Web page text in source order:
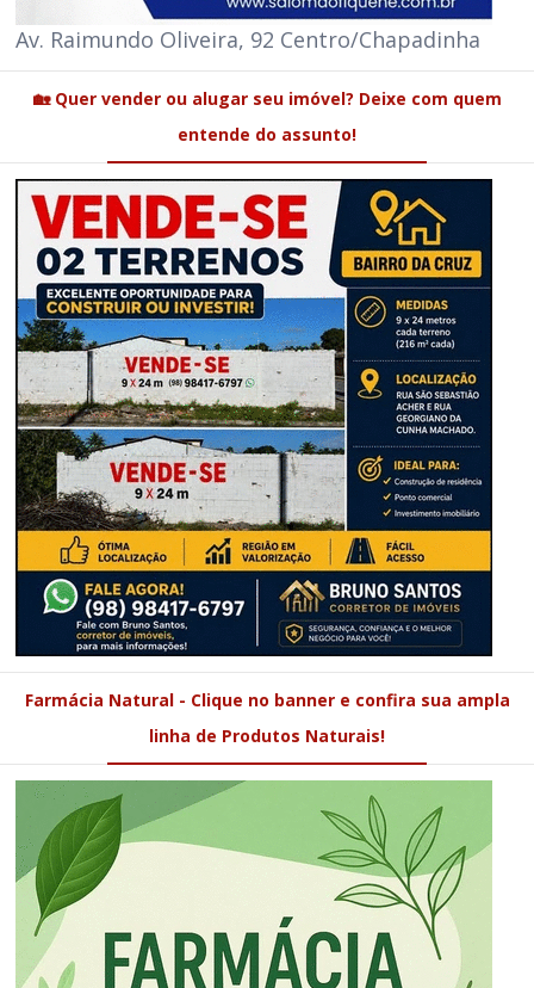
Av. Raimundo Oliveira, 92 Centro/Chapadinha
🏡 Quer vender ou alugar seu imóvel? Deixe com quem
entende do assunto!
Farmácia Natural - Clique no banner e confira sua ampla
linha de Produtos Naturais!